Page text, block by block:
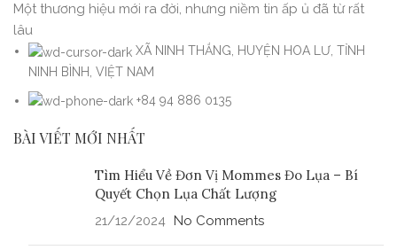
Một thương hiệu mới ra đời, nhưng niềm tin ấp ủ đã từ rất
lâu
XÃ NINH THẮNG, HUYỆN HOA LƯ, TỈNH
NINH BÌNH, VIỆT NAM
+84 94 886 0135
BÀI VIẾT MỚI NHẤT
Tìm Hiểu Về Đơn Vị Mommes Đo Lụa – Bí
Quyết Chọn Lụa Chất Lượng
21/12/2024 No Comments